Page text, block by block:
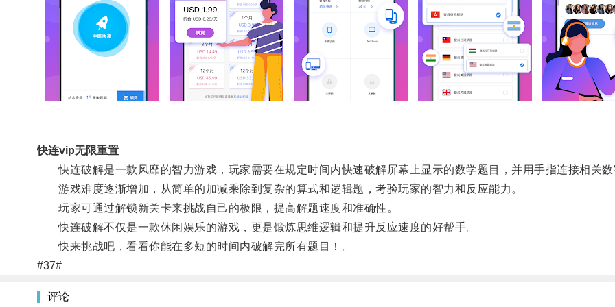
快连vip无限重置
快连破解是一款风靡的智力游戏，玩家需要在规定时间内快速破解屏幕上显示的数学题目，并用手指连接相关
游戏难度逐渐增加，从简单的加减乘除到复杂的算式和逻辑题，考验玩家的智力和反应能力。
玩家可通过解锁新关卡来挑战自己的极限，提高解题速度和准确性。
快连破解不仅是一款休闲娱乐的游戏，更是锻炼思维逻辑和提升反应速度的好帮手。
快来挑战吧，看看你能在多短的时间内破解完所有题目！。
#37#
评论